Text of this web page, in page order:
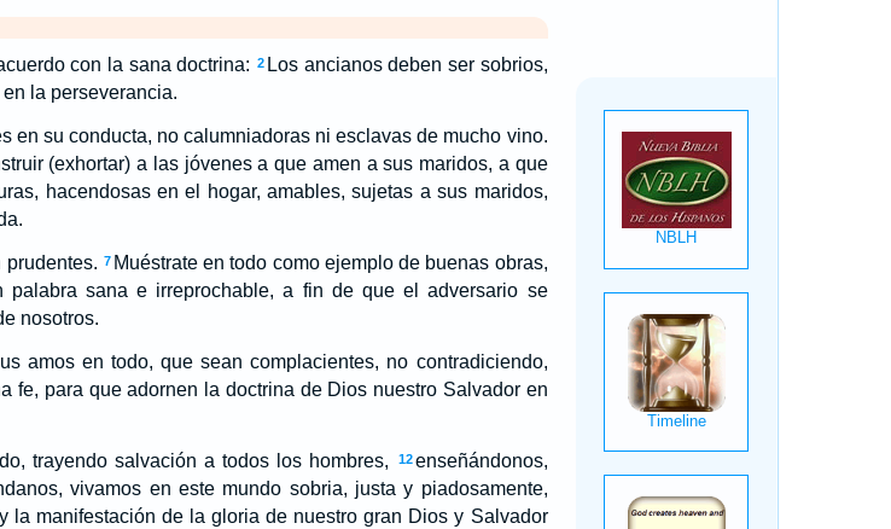
con la sana doctrina: 2 Los ancianos deben ser sobrios,
la perseverancia.
en su conducta, no calumniadoras ni esclavas de mucho vino.
(exhortar) a las jóvenes a que amen a sus maridos, a que
hacendosas en el hogar, amables, sujetas a sus maridos,
prudentes. 7 Muéstrate en todo como ejemplo de buenas obras,
palabra sana e irreprochable, a fin de que el adversario se
nosotros.
amos en todo, que sean complacientes, no contradiciendo,
fe, para que adornen la doctrina de Dios nuestro Salvador en
trayendo salvación a todos los hombres, 12 enseñándonos,
vivamos en este mundo sobria, justa y piadosamente,
la manifestación de la gloria de nuestro gran Dios y Salvador